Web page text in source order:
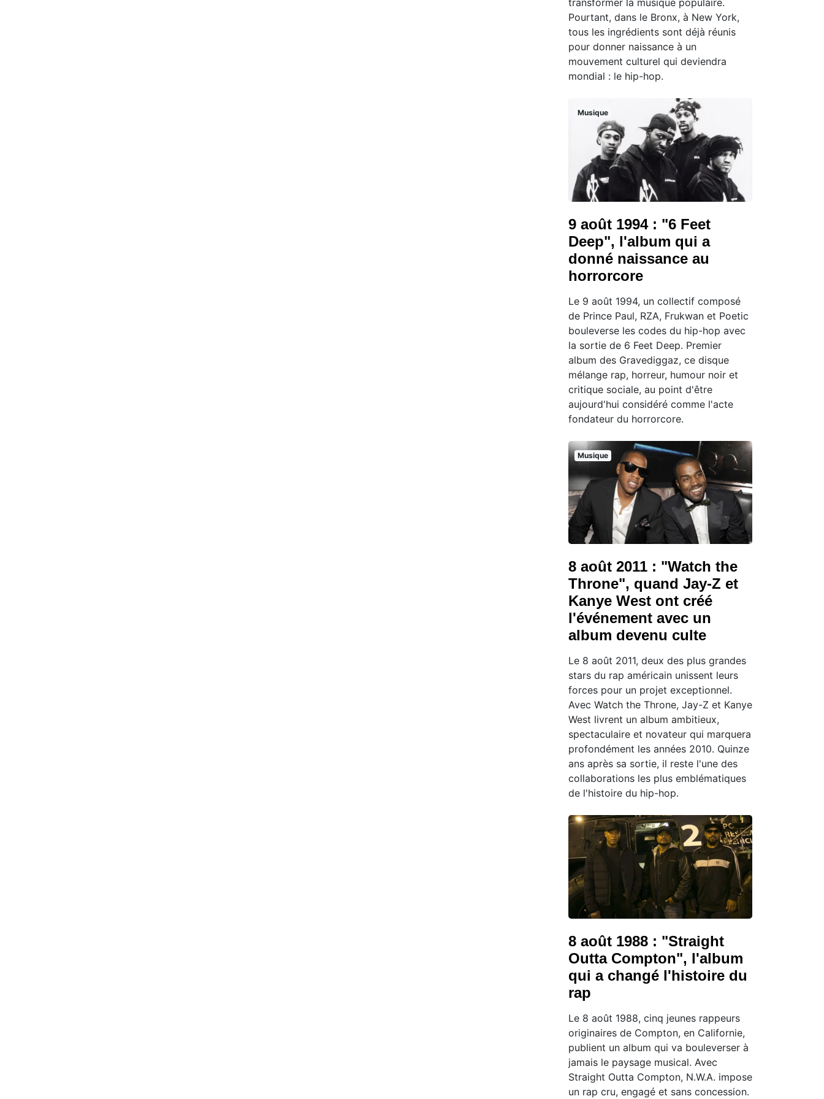
Pourtant, dans le Bronx, à New York,
tous les ingrédients sont déjà réunis
pour donner naissance à un
mouvement culturel qui deviendra
mondial : le hip-hop.
Musique
9 août 1994 : "6 Feet
Deep", l'album qui a
donné naissance au
horrorcore
Le 9 août 1994, un collectif composé
de Prince Paul, RZA, Frukwan et Poetic
bouleverse les codes du hip-hop avec
la sortie de 6 Feet Deep. Premier
album des Gravediggaz, ce disque
mélange rap, horreur, humour noir et
critique sociale, au point d'être
aujourd'hui considéré comme l'acte
fondateur du horrorcore.
Musique
8 août 2011 : "Watch the
Throne", quand Jay-Z et
Kanye West ont créé
l'événement avec un
album devenu culte
Le 8 août 2011, deux des plus grandes
stars du rap américain unissent leurs
forces pour un projet exceptionnel.
Avec Watch the Throne, Jay-Z et Kanye
West livrent un album ambitieux,
spectaculaire et novateur qui marquera
profondément les années 2010. Quinze
ans après sa sortie, il reste l'une des
collaborations les plus emblématiques
de l'histoire du hip-hop.
8 août 1988 : "Straight
Outta Compton", l'album
qui a changé l'histoire du
rap
Le 8 août 1988, cinq jeunes rappeurs
originaires de Compton, en Californie,
publient un album qui va bouleverser à
jamais le paysage musical. Avec
Straight Outta Compton, N.W.A. impose
un rap cru, engagé et sans concession.